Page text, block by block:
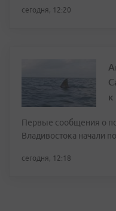
сегодня, 12:20
Первые сообщения о
Владивостока начали
сегодня, 12:18